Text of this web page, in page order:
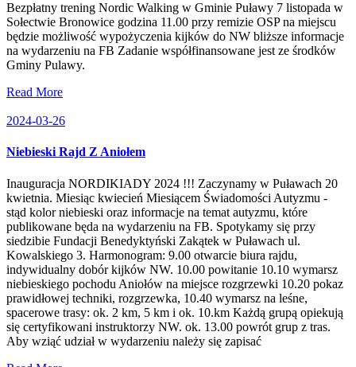
Bezpłatny trening Nordic Walking w Gminie Puławy 7 listopada w
Sołectwie Bronowice godzina 11.00 przy remizie OSP na miejscu
będzie możliwość wypożyczenia kijków do NW bliższe informacje
na wydarzeniu na FB Zadanie współfinansowane jest ze środków
Gminy Pulawy.
Read More
2024-03-26
Niebieski Rajd Z Aniołem
Inauguracja NORDIKIADY 2024 !!! Zaczynamy w Puławach 20
kwietnia. Miesiąc kwiecień Miesiącem Świadomości Autyzmu -
stąd kolor niebieski oraz informacje na temat autyzmu, które
publikowane będa na wydarzeniu na FB. Spotykamy się przy
siedzibie Fundacji Benedyktyński Zakątek w Puławach ul.
Kowalskiego 3. Harmonogram: 9.00 otwarcie biura rajdu,
indywidualny dobór kijków NW. 10.00 powitanie 10.10 wymarsz
niebieskiego pochodu Aniołów na miejsce rozgrzewki 10.20 pokaz
prawidłowej techniki, rozgrzewka, 10.40 wymarsz na leśne,
spacerowe trasy: ok. 2 km, 5 km i ok. 10.km Każdą grupą opiekują
się certyfikowani instruktorzy NW. ok. 13.00 powrót grup z tras.
Aby wziąć udział w wydarzeniu należy się zapisać